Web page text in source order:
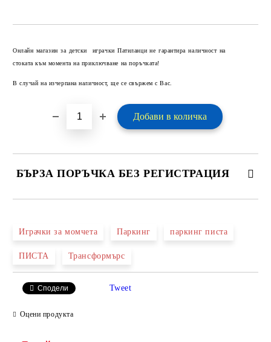
Онлайн магазин за детски играчки Патиланци не гарантира наличност на
стоката към момента на приключване на поръчката!
В случай на изчерпана наличност, ще се свържем с Вас.
БЪРЗА ПОРЪЧКА БЕЗ РЕГИСТРАЦИЯ
Ние ще се свържем с вас в рамките на работния ден.
Играчки за момчета Паркинг паркинг писта
ПИСТА Трансформърс
Сподели Tweet
Оцени продукта